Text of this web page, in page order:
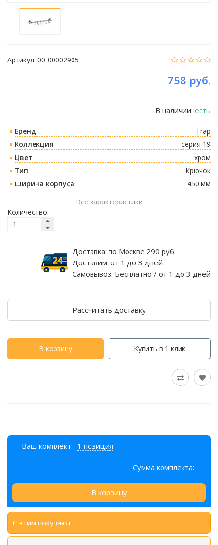
Артикул: 00-00002905
758 руб.
В наличии: есть
Бренд
Frap
Коллекция
серия-19
Цвет
хром
Тип
Крючок
Ширина корпуса
450 мм
Все характеристики
Количество:
Доставка: по Москве 290 руб.
Доставим: от 1 до 3 дней
Самовывоз: Бесплатно / от 1 до 3 дней
Рассчитать доставку
В корзину Купить в 1 клик
Ваш комплект: 1 позиция
Сумма комплекта:
В корзину
С этим покупают